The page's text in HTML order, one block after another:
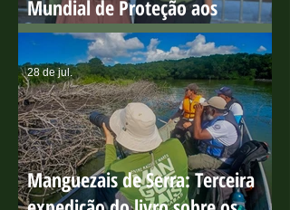
Ação em celebração ao Dia
Mundial de Proteção aos
Manguezais
28 de jul.